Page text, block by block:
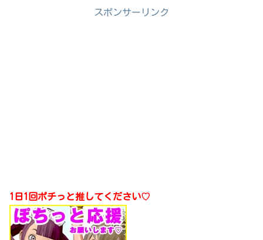
スポンサーリンク
1日1回ポチっと推してください♡